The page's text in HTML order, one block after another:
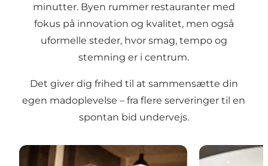
minutter. Byen rummer restauranter med
fokus på innovation og kvalitet, men også
uformelle steder, hvor smag, tempo og
stemning er i centrum.
Det giver dig frihed til at sammensætte din
egen madoplevelse – fra flere serveringer til en
spontan bid undervejs.
Michelin-restauranter i Aarhus White Guide